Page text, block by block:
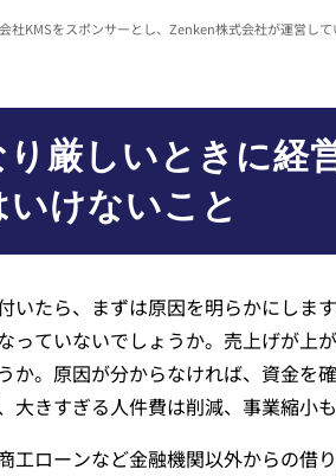
社KMSをスポンサーとし、 Zenken株式会社が運営して
厳しいときに経
けないこと
いたら、まずは原因を明らかにしま
っていないでしょうか。売上げが上
か。原因が分からなければ、資金を
大きすぎる人件費は削減、事業縮小
工ローンなど金融機関以外からの借